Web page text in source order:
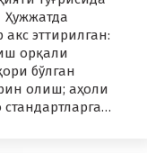
эттирилган:
орқали
бўлган
олиш; аҳоли